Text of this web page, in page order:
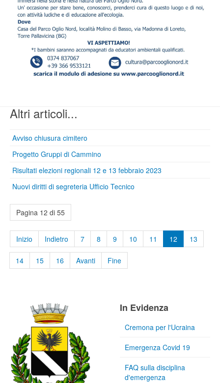
Altri articoli...
Avviso chiusura cimitero
Progetto Gruppi di Cammino
Risultati elezioni regionali 12 e 13 febbraio 2023
Nuovi diritti di segreteria Ufficio Tecnico
Pagina 12 di 55
Inizio Indietro 7 8 9 10 11 12 13
14 15 16 Avanti Fine
In Evidenza
Cremona per l'Ucraina
Emergenza Covid 19
FAQ sulla disciplina
d'emergenza